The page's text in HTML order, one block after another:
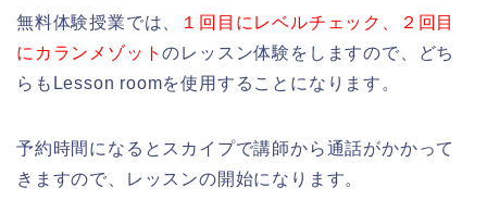
無料体験授業では、
１回目にレベルチェック、２回目
にカランメゾットのレッスン体験をしますので、どち
らもLesson roomを使用することになります。
予約時間になるとスカイプで講師から通話がかかって
きますので、レッスンの開始になります。